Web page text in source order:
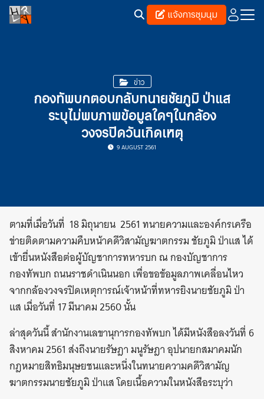
Skip
แจ้งการชุมนุม
ข่าว
กองทัพบกตอบกลับทนายชัยภูมิ ป่าแส
ระบุไม่พบภาพข้อมูลใดๆในกล้อง
วงจรปิดวันเกิดเหตุ
9 AUGUST 2561
ตามที่เมื่อวันที่ 18 มิถุนายน 2561 ทนายความและองค์กรเครือ
ข่ายติดตามความคืบหน้าคดีวิสามัญฆาตกรรม ชัยภูมิ ป่าแส ได้
เข้ายื่นหนังสือต่อผู้บัญชาการทหารบก ณ กองบัญชาการ
กองทัพบก ถนนราชดำเนินนอก เพื่อขอข้อมูลภาพเคลื่อนไหว
จากกล้องวงจรปิดเหตุการณ์เจ้าหน้าที่ทหารยิงนายชัยภูมิ ป่า
แส เมื่อวันที่ 17 มีนาคม 2560 นั้น
ล่าสุดวันนี้ สำนักงานเลขานุการกองทัพบก ได้มีหนังสือลงวันที่ 6
สิงหาคม 2561 ส่งถึงนายรัษฎา มนูรัษฎา อุปนายกสมาคมนัก
กฎหมายสิทธิมนุษยชนและหนึ่งในทนายความคดีวิสามัญ
ฆาตกรรมนายชัยภูมิ ป่าแส โดยเนื้อความในหนังสือระบุว่า